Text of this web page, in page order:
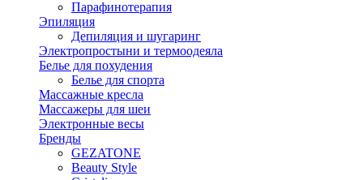
Парафинотерапия
Эпиляция
Депиляция и шугаринг
Электропростыни и термоодеяла
Белье для похудения
Белье для спорта
Массажные кресла
Массажеры для шеи
Электронные весы
Бренды
GEZATONE
Beauty Style